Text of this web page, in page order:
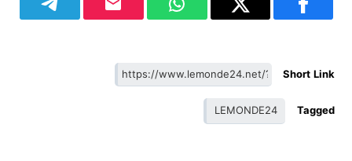
Short Link
Tagged
LEMONDE24